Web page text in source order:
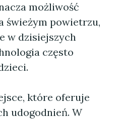
możliwość
świeżym powietrzu,
w dzisiejszych
często
które oferuje
udogodnień. W